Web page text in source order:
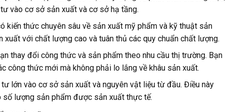
vào cơ sở sản xuất và cơ sở hạ tầng.
kiến thức chuyên sâu về sản xuất mỹ phẩm và kỹ thuật sản
với chất lượng cao và tuân thủ các quy chuẩn chất lượng.
thay đổi công thức và sản phẩm theo nhu cầu thị trường. Bạn
công thức mới mà không phải lo lắng về khâu sản xuất.
lớn vào cơ sở sản xuất và nguyên vật liệu từ đầu. Điều này
lượng sản phẩm được sản xuất thực tế.